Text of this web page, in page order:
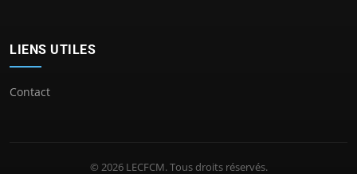
LIENS UTILES
Contact
© 2026 LECFCM. Tous droits réservés.